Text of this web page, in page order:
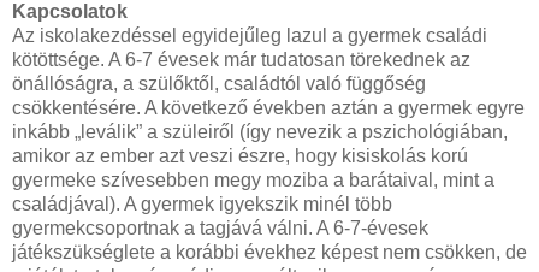
Kapcsolatok
Az iskolakezdéssel egyidejűleg lazul a gyermek családi
kötöttsége. A 6-7 évesek már tudatosan törekednek az
önállóságra, a szülőktől, családtól való függőség
csökkentésére. A következő években aztán a gyermek egyre
inkább „leválik” a szüleiről (így nevezik a pszichológiában,
amikor az ember azt veszi észre, hogy kisiskolás korú
gyermeke szívesebben megy moziba a barátaival, mint a
családjával). A gyermek igyekszik minél több
gyermekcsoportnak a tagjává válni. A 6-7-évesek
játékszükséglete a korábbi évekhez képest nem csökken, de